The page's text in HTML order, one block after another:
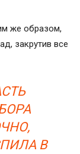
же образом,
закрутив все
В